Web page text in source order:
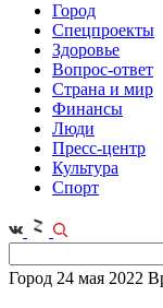
Город
Спецпроекты
Здоровье
Вопрос-ответ
Страна и мир
Финансы
Люди
Пресс-центр
Культура
Спорт
Город 24 мая 2022